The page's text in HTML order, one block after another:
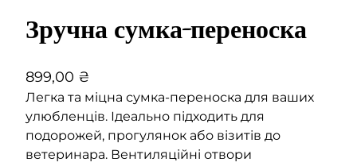
Зручна сумка-переноска
899,00 ₴
Легка та міцна сумка-переноска для ваших
улюбленців. Ідеально підходить для
подорожей, прогулянок або візитів до
ветеринара. Вентиляційні отвори